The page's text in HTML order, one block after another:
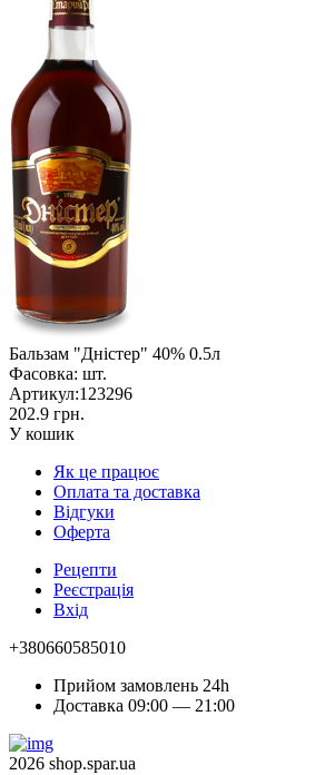
Бальзам "Дністер" 40% 0.5л
Фасовка: шт.
Артикул:123296
202.9 грн.
У кошик
Як це працює
Оплата та доставка
Відгуки
Оферта
Рецепти
Реєстрація
Вхід
+380660585010
Прийом замовлень 24h
Доставка 09:00 — 21:00
2026 shop.spar.ua